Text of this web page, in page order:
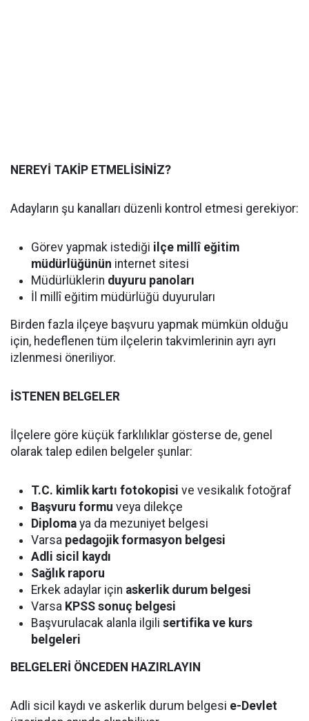
NEREYİ TAKİP ETMELİSİNİZ?
Adayların şu kanalları düzenli kontrol etmesi gerekiyor:
Görev yapmak istediği ilçe millî eğitim
müdürlüğünün internet sitesi
Müdürlüklerin duyuru panoları
İl millî eğitim müdürlüğü duyuruları
Birden fazla ilçeye başvuru yapmak mümkün olduğu
için, hedeflenen tüm ilçelerin takvimlerinin ayrı ayrı
izlenmesi öneriliyor.
İSTENEN BELGELER
İlçelere göre küçük farklılıklar gösterse de, genel
olarak talep edilen belgeler şunlar:
T.C. kimlik kartı fotokopisi ve vesikalık fotoğraf
Başvuru formu veya dilekçe
Diploma ya da mezuniyet belgesi
Varsa pedagojik formasyon belgesi
Adli sicil kaydı
Sağlık raporu
Erkek adaylar için askerlik durum belgesi
Varsa KPSS sonuç belgesi
Başvurulacak alanla ilgili sertifika ve kurs
belgeleri
BELGELERİ ÖNCEDEN HAZIRLAYIN
Adli sicil kaydı ve askerlik durum belgesi e-Devlet